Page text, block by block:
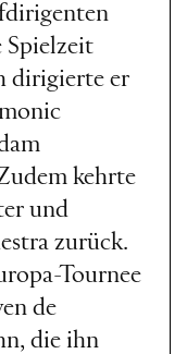
Spielzeit
dirigierte er
kehrte
und
zurück.
Tournee
de
die ihn